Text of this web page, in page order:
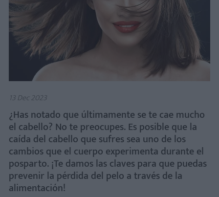
13 Dec 2023
¿Has notado que últimamente se te cae mucho
el cabello? No te preocupes. Es posible que la
caída del cabello que sufres sea uno de los
cambios que el cuerpo experimenta durante el
posparto. ¡Te damos las claves para que puedas
prevenir la pérdida del pelo a través de la
alimentación!